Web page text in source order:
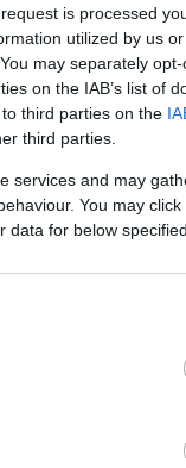
is processed
utilized by us
may separately
on the IAB’s list of
third parties on the
third parties.
services and may
You may
data for below
bələdçi
çiçəklər,
qədər uzanan
kiçik bir bağ üçün
mükəmməl bir
kimi heç nə
və bağın hər
onların inkişafı
sevirəm.